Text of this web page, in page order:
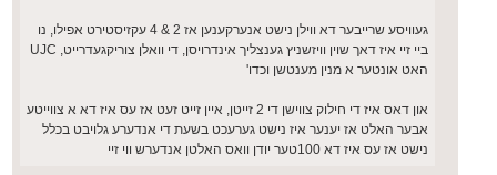
געוויסע שרייבער דא ווילן נישט אנערקענען אז 2 & 4 עקזיסטירט אפילו, נו
ביי זיי איז דאך שוין וויזשניץ גענצליך אינדרויסן, די וואלן צוריקגעדרייט, UJC
האט אונטער א מנין מענטשן וכדו'
און דאס איז די חילוק צווישן די 2 זייטן, איין זייט זעט אז עס איז דא א צווייטע
אבער האלט אז יענער איז נישט גערעכט בשעת די אנדערע גלויבט בכלל
נישט אז עס איז דא 100טער יודן וואס האלטן אנדערש ווי זיי